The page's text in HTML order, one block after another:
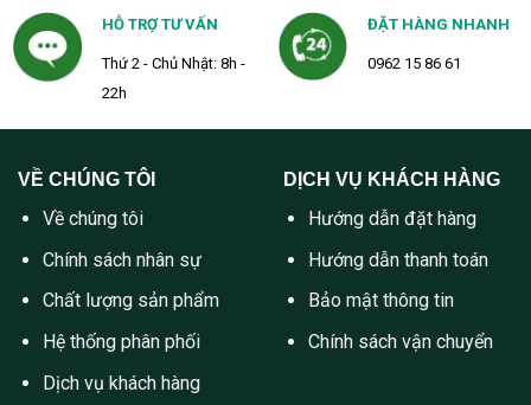
HỖ TRỢ TƯ VẤN
Thứ 2 - Chủ Nhật: 8h -
22h
ĐẶT HÀNG NHANH
0962 15 86 61
VỀ CHÚNG TÔI
Về chúng tôi
Chính sách nhân sự
Chất lượng sản phẩm
Hệ thống phân phối
Dịch vụ khách hàng
DỊCH VỤ KHÁCH HÀNG
Hướng dẫn đặt hàng
Hướng dẫn thanh toán
Bảo mật thông tin
Chính sách vận chuyển